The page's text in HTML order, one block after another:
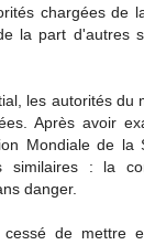
chargées de
la part d'autres
les autorités
Après avoir
Mondiale de la
similaires : la
danger.
de mettre